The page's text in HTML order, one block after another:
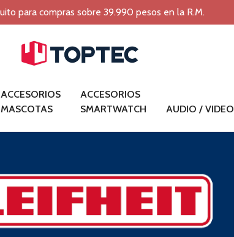
para compras sobre 39.990 pesos en la R.M.
ACCESORIOS
MASCOTAS
ACCESORIOS
SMARTWATCH
AUDIO / VIDEO